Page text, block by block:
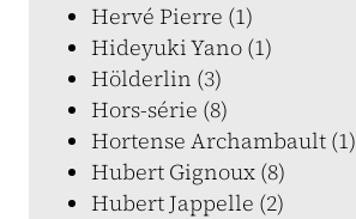
Hervé Pierre (1)
Hideyuki Yano (1)
Hölderlin (3)
Hors-série (8)
Hortense Archambault (1)
Hubert Gignoux (8)
Hubert Jappelle (2)